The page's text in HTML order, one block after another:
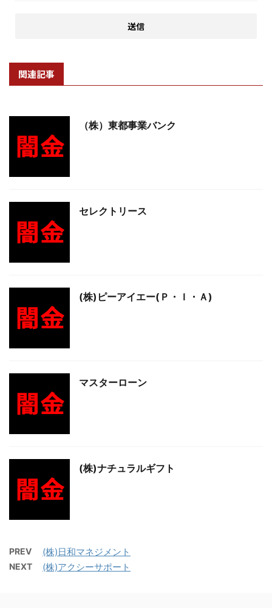
関連記事
（株）東都事業バンク
セレクトリース
(株)ピーアイエー(Ｐ・Ｉ・Ａ)
マスターローン
(株)ナチュラルギフト
PREV (株)日和マネジメント
NEXT (株)アクシーサポート